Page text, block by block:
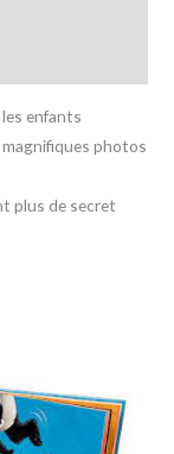
les enfants
photos
plus de secret